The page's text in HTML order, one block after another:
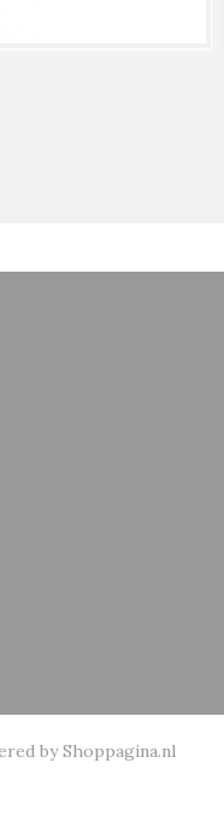
by Shoppagina.nl